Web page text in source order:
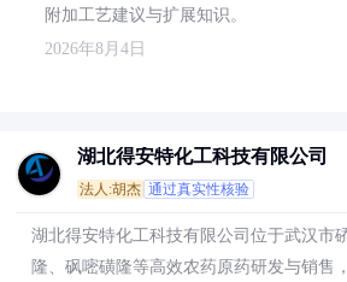
附加工艺建议与扩展知识。
2026年8月4日
湖北得安特化工科技有限公司
法人:胡杰 通过真实性核验
湖北得安特化工科技有限公司位于武汉市
隆、砜嘧磺隆等高效农药原药研发与销售